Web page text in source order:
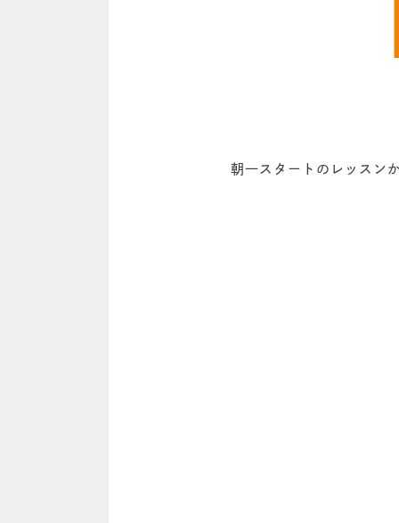
朝一スタートのレッスン